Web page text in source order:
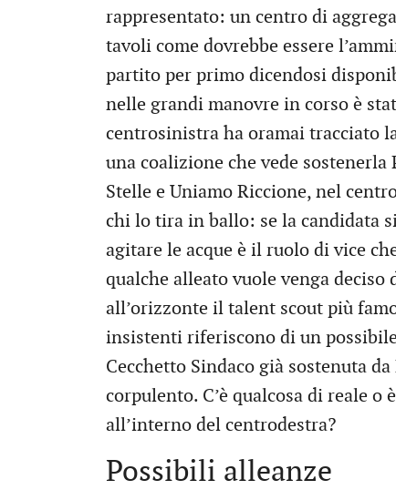
rappresentato: un centro di
tavoli come dovrebbe essere
partito per primo dicendosi
nelle grandi manovre in corso è
centrosinistra ha oramai tracciato
una coalizione che vede
Stelle e Uniamo Riccione, nel
chi lo tira in ballo: se la candidata
agitare le acque è il ruolo di vice
qualche alleato vuole venga
all’orizzonte il talent scout più
insistenti riferiscono di un
Cecchetto Sindaco già sostenuta
corpulento. C’è qualcosa di reale o
all’interno del centrodestra?
Possibili alleanze